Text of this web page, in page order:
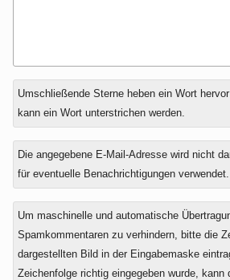
Antwort
zu
Umschließende Sterne heben ein Wort hervor
kann ein Wort unterstrichen werden.
Die angegebene E-Mail-Adresse wird nicht
für eventuelle Benachrichtigungen verwendet.
Um maschinelle und automatische
Spamkommentaren zu verhindern, bitte die
dargestellten Bild in der Eingabemaske
Zeichenfolge richtig eingegeben wurde, kann